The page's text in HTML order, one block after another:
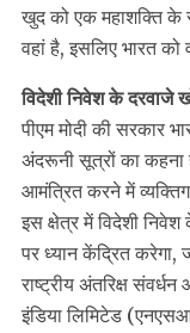
खुद को एक महाशक्ति के
वहां है, इसलिए भारत को
विदेशी निवेश के दरवाजे
पीएम मोदी की सरकार
अंदरूनी सूत्रों का कहना
आमंत्रित करने में
इस क्षेत्र में विदेशी
पर ध्यान केंद्रित
राष्ट्रीय अंतरिक्ष
इंडिया लिमिटेड